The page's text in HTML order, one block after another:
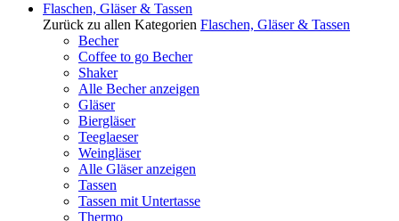
Flaschen, Gläser & Tassen
Zurück zu allen Kategorien Flaschen, Gläser & Tassen
Becher
Coffee to go Becher
Shaker
Alle Becher anzeigen
Gläser
Biergläser
Teeglaeser
Weingläser
Alle Gläser anzeigen
Tassen
Tassen mit Untertasse
Thermo